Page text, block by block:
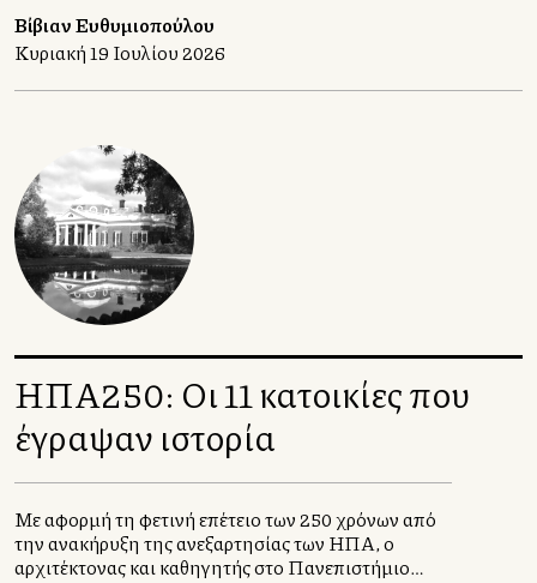
του dressing που έγινε σοσιαλμηντιακό φαινόμενο
και προκάλεσε στους φίλαθλους από συγκίνηση
μέχρι κομφούζιο στα αμερικανικά διεθνή
αεροδρόμια.
Βίβιαν Ευθυμιοπούλου
Κυριακή 19 Ιουλίου 2026
ΗΠΑ250: Οι 11 κατοικίες που
έγραψαν ιστορία
Με αφορμή τη φετινή επέτειο των 250 χρόνων από
την ανακήρυξη της ανεξαρτησίας των ΗΠΑ, ο
αρχιτέκτονας και καθηγητής στο Πανεπιστήμιο